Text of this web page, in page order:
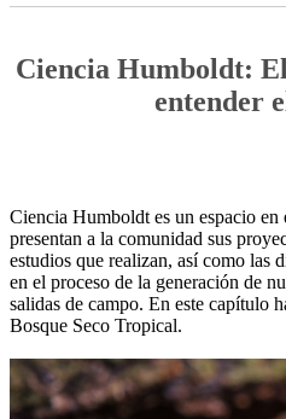
Ciencia Humboldt:
entender
Ciencia Humboldt es un espacio en
presentan a la comunidad sus
estudios que realizan, así como las
en el proceso de la generación de
salidas de campo. En este capítulo
Bosque Seco Tropical.